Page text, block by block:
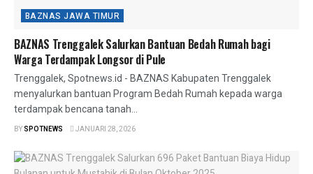
BAZNAS JAWA TIMUR
BAZNAS Trenggalek Salurkan Bantuan Bedah Rumah bagi
Warga Terdampak Longsor di Pule
Trenggalek, Spotnews.id - BAZNAS Kabupaten Trenggalek
menyalurkan bantuan Program Bedah Rumah kepada warga
terdampak bencana tanah...
BYSPOTNEWS JANUARI 28, 2026